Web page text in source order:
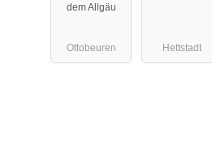
dem Allgäu
Ottobeuren Hettstadt